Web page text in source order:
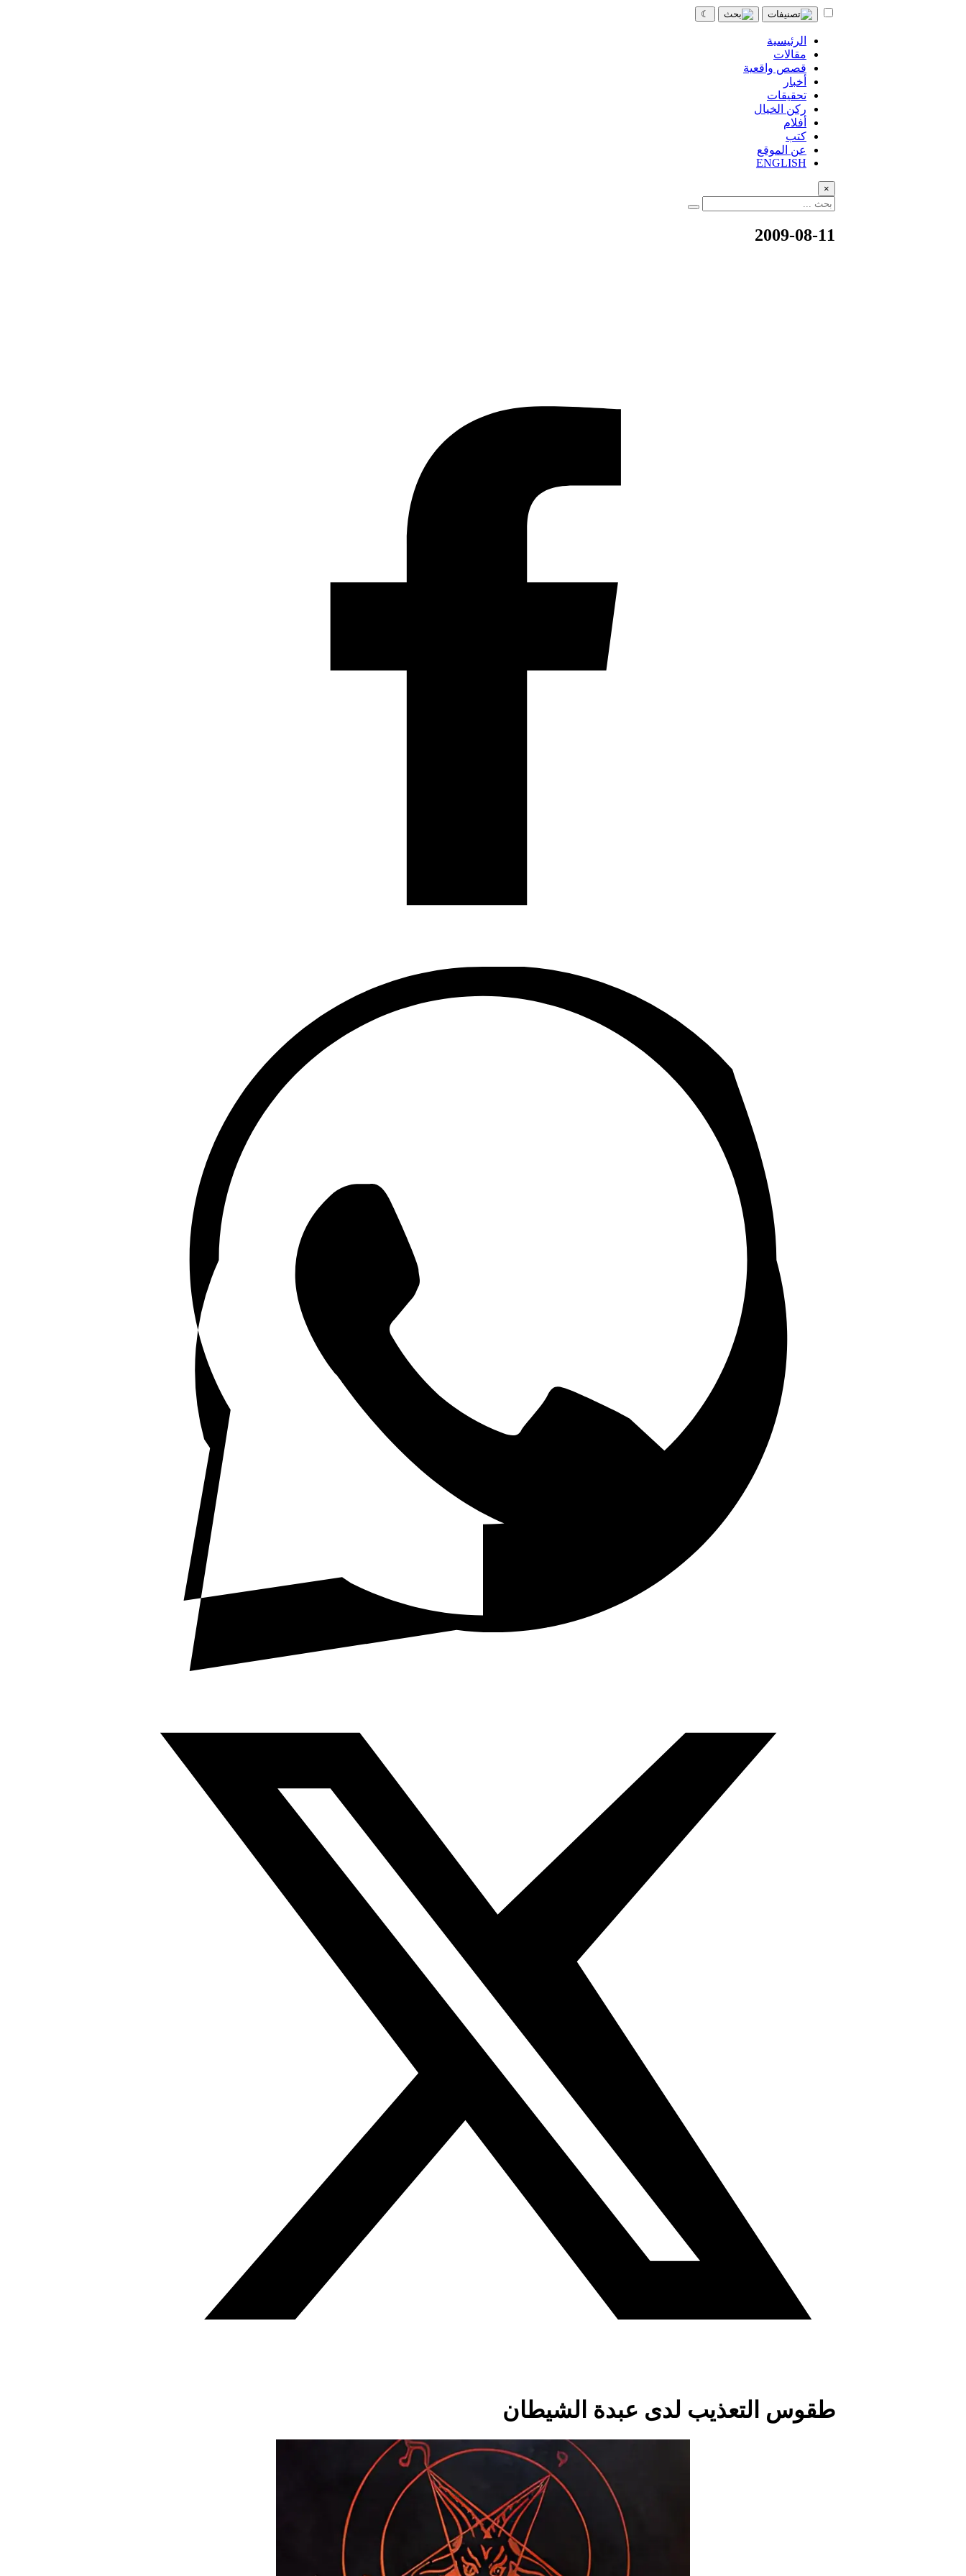
☾
الرئيسية
مقالات
قصص واقعية
أخبار
تحقيقات
ركن الخيال
أفلام
كتب
عن الموقع
ENGLISH
×
2009-08-11
طقوس التعذيب لدى عبدة الشيطان